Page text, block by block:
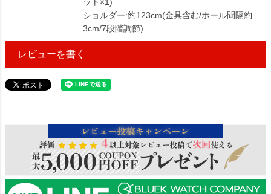
ショルダー:約123cm(金具含む/ホール間隔約
3cm/7段階調節)
レビューを書く